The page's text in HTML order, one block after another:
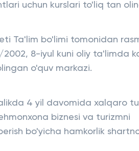
uchun kurslari to'liq tan
Ta'lim bo'limi tomonidan
8-iyul kuni oliy ta'limda
o'quv markazi.
4 yil davomida xalqaro
biznesi va turizmni
bo'yicha hamkorlik